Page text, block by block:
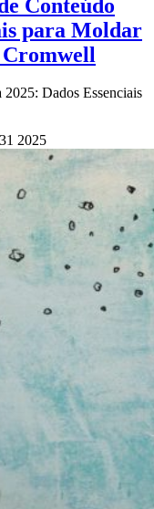
Conteúdo
para Moldar
Dados Essenciais
2025